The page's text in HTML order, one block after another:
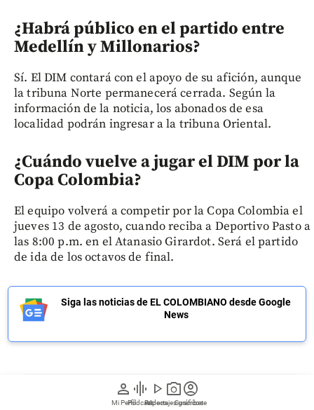
person
Mi Perfil
graphic_eq
Pódcast
play_arrow
Videos
photo_camera
Reportajes gráficos
account_circle
Suscríbete
¿Habrá público en el partido entre
Medellín y Millonarios?
Sí. El DIM contará con el apoyo de su afición, aunque
la tribuna Norte permanecerá cerrada. Según la
información de la noticia, los abonados de esa
localidad podrán ingresar a la tribuna Oriental.
¿Cuándo vuelve a jugar el DIM por la
Copa Colombia?
El equipo volverá a competir por la Copa Colombia el
jueves 13 de agosto, cuando reciba a Deportivo Pasto a
las 8:00 p.m. en el Atanasio Girardot. Será el partido
de ida de los octavos de final.
Siga las noticias de EL COLOMBIANO desde Google
News
Regístrate a nuestro newsletter